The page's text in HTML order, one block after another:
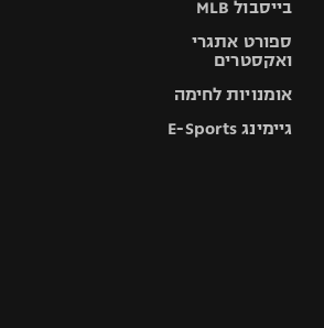
בייסבול MLB
ספורט אתגרי
ואקסטרים
אומנויות לחימה
גיימינג E-Sports